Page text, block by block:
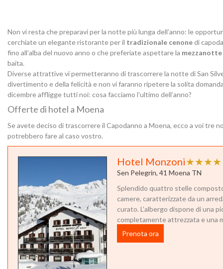
Non vi resta che preparavi per la notte più lunga dell’anno: le
cerchiate un elegante ristorante per il tradizionale cenonedi
fino all’alba del nuovo anno o che preferiate aspettare la mezzanotte
baita.
Diverse attrattive vi permetteranno di trascorrere la notte di San
divertimento e della felicità e non vi faranno ripetere la solita
dicembre affligge tutti noi: cosa facciamo l’ultimo dell’anno?
Offerte di hotel a Moena
Se avete deciso di trascorrere il Capodanno a Moena, ecco a voi tre
potrebbero fare al caso vostro.
Hotel Monzoni★★★★
Sen Pelegrin, 41 Moena TN
Splendido quattro stelle
camere, caratterizzate da un
curato. L’albergo dispone di una
completamente attrezzata e una
Prenota ora